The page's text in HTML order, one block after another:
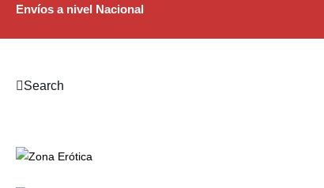
Envíos a nivel Nacional
Search